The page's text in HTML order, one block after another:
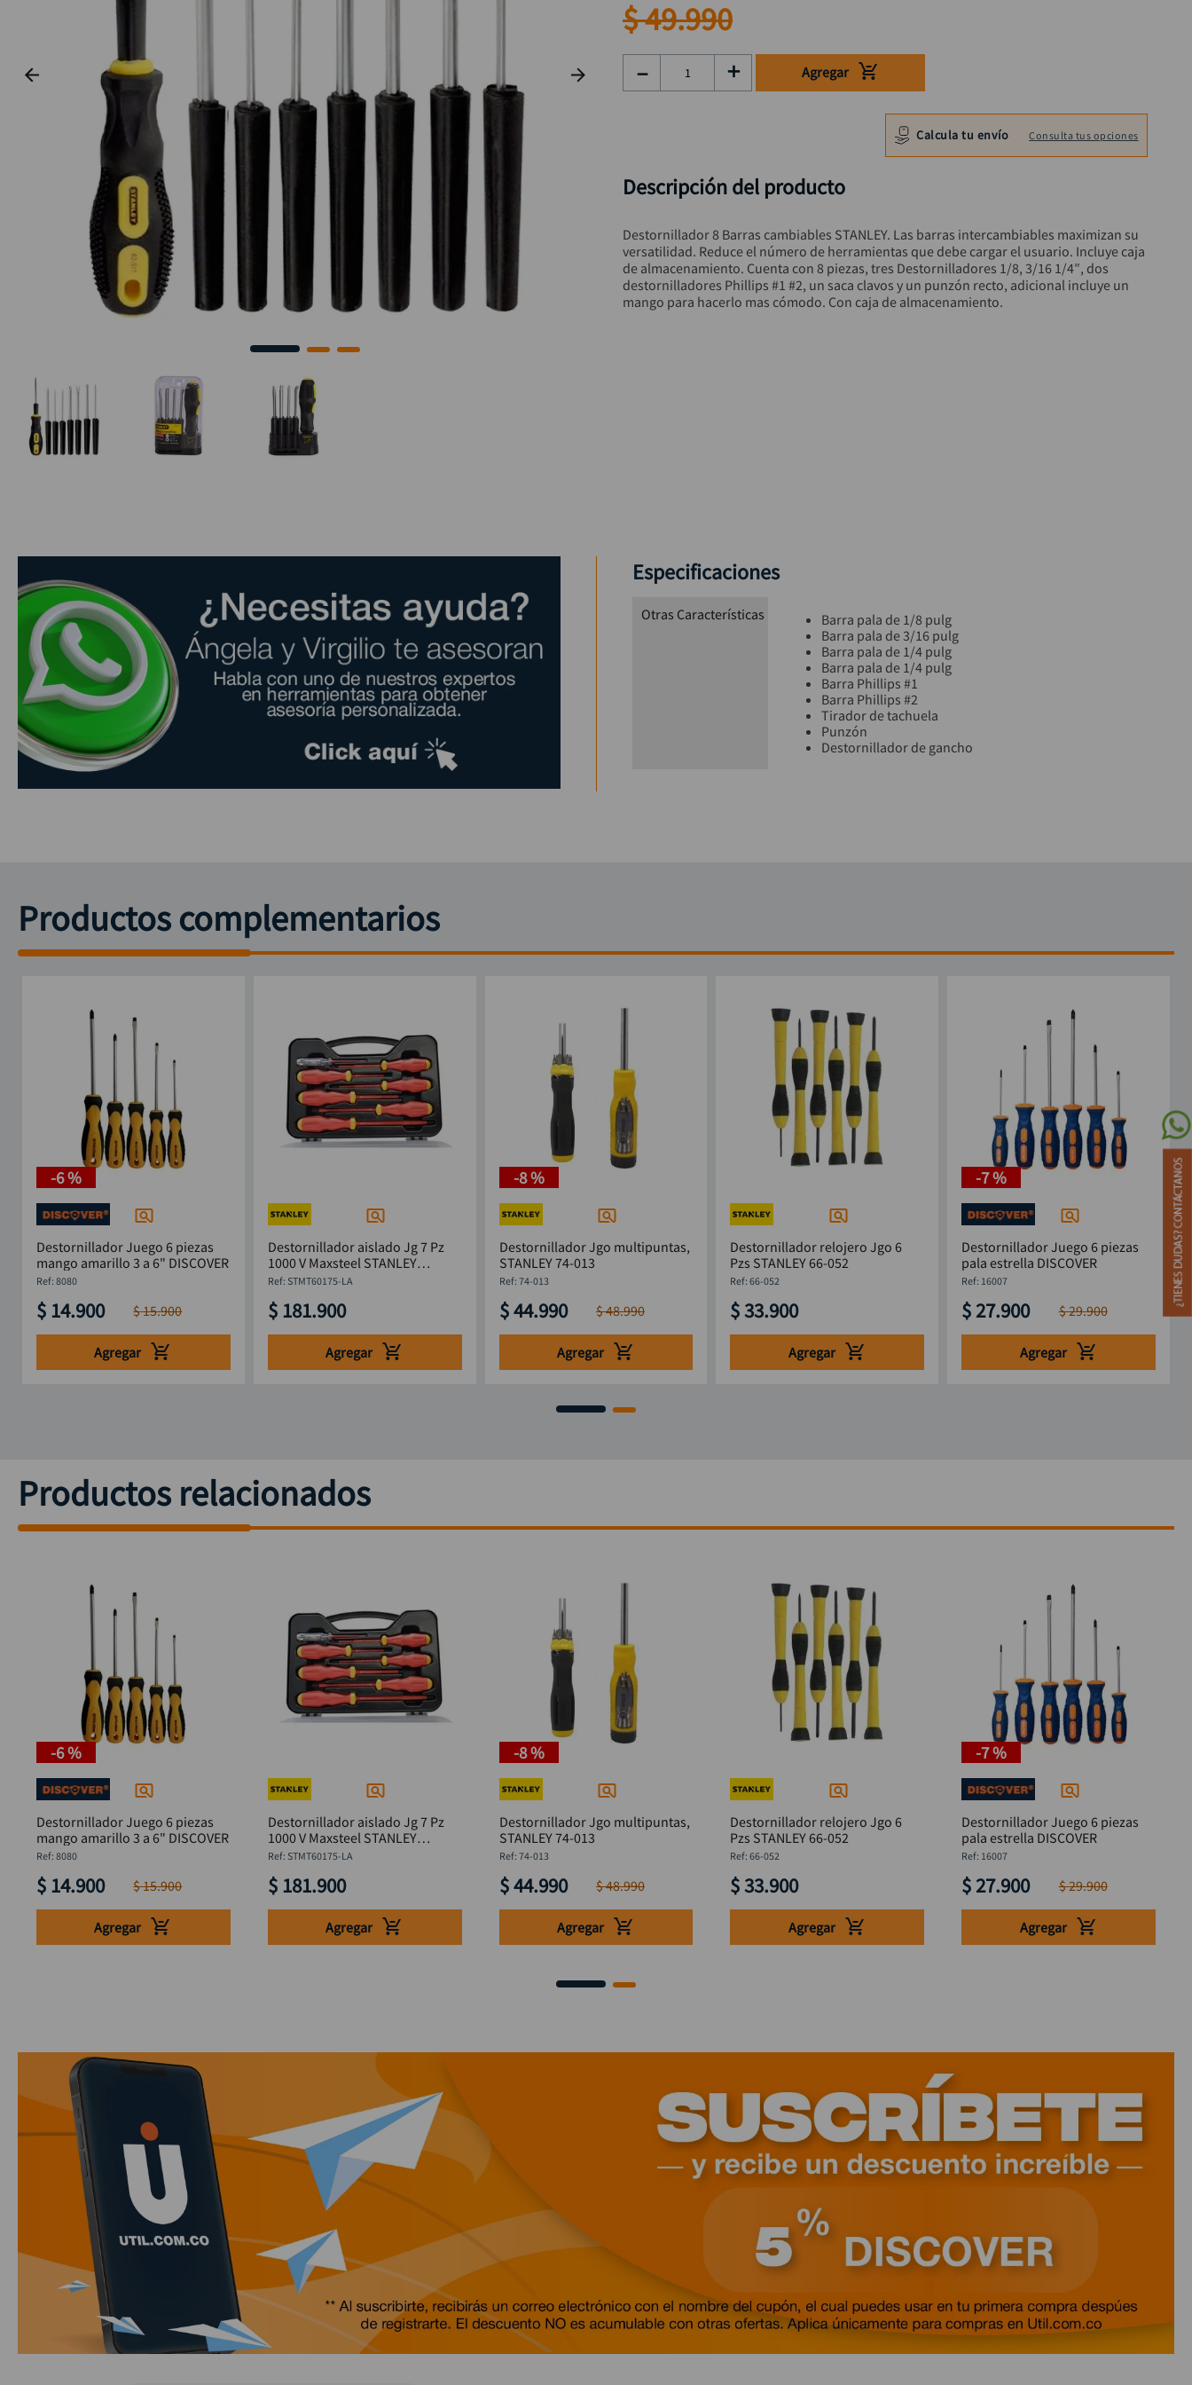
$49.990
＋
－ Agregar
Calcula tu envío Consulta tus opciones
Descripción del producto
Destornillador 8 Barras cambiables STANLEY. Las barras intercambiables maximizan su
versatilidad. Reduce el número de herramientas que debe cargar el usuario. Incluye caja
de almacenamiento. Cuenta con 8 piezas, tres Destornilladores 1/8, 3/16 1/4″, dos
destornilladores Phillips #1 #2, un saca clavos y un punzón recto, adicional incluye un
mango para hacerlo mas cómodo. Con caja de almacenamiento.
Especificaciones
Otras Características
Barra pala de 1/8 pulg
Barra pala de 3/16 pulg
Barra pala de 1/4 pulg
Barra pala de 1/4 pulg
Barra Phillips #1
Barra Phillips #2
Tirador de tachuela
Punzón
Destornillador de gancho
Productos complementarios
-6 %
Destornillador Juego 6 piezas
mango amarillo 3 a 6" DISCOVER
: 8080
$ 14.900 $15.900
Agregar
Destornillador aislado Jg 7 Pz
1000 V Maxsteel STANLEY
STMT60175-LA
: STMT60175-LA
$ 181.900
Agregar
-8 %
Destornillador Jgo multipuntas,
STANLEY 74-013
: 74-013
$44.990 $48.990
Agregar
Destornillador relojero Jgo 6
Pzs STANLEY 66-052
:66-052
$33.900
Agregar
-7 %
Destornillador Juego 6 piezas
pala estrella DISCOVER
: 16007
$ 27.900 $29.900
Agregar
Productos relacionados
-6 %
Destornillador Juego 6 piezas
mango amarillo 3 a 6" DISCOVER
: 8080
$ 14.900 $15.900
Agregar
Destornillador aislado Jg 7 Pz
1000 V Maxsteel STANLEY
STMT60175-LA
: STMT60175-LA
$ 181.900
Agregar
-8 %
Destornillador Jgo multipuntas,
STANLEY 74-013
: 74-013
$44.990 $48.990
Agregar
Destornillador relojero Jgo 6
Pzs STANLEY 66-052
:66-052
$33.900
Agregar
-7 %
Destornillador Juego 6 piezas
pala estrella DISCOVER
: 16007
$ 27.900 $29.900
Agregar